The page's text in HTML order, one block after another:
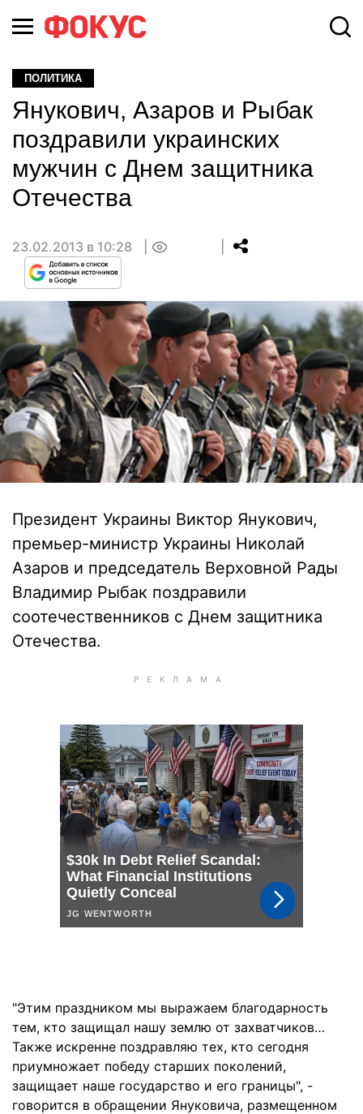
ПОЛИТИКА
Янукович, Азаров и Рыбак
поздравили украинских
мужчин с Днем защитника
Отечества
23.02.2013 в 10:28
Президент Украины Виктор Янукович,
премьер-министр Украины Николай
Азаров и председатель Верховной Рады
Владимир Рыбак поздравили
соотечественников с Днем защитника
Отечества.
"Этим праздником мы выражаем благодарность
тем, кто защищал нашу землю от захватчиков…
Также искренне поздравляю тех, кто сегодня
приумножает победу старших поколений,
защищает наше государство и его границы", -
говорится в обращении Януковича, размещенном